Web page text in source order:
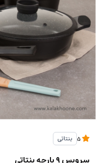
بنتاتی
سرویس ۹ پارچه بنتاتی